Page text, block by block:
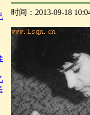
时间：2013-09-18